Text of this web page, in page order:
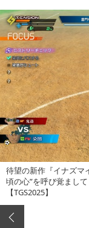
待望の新作『イナズマ
頃の心”を呼び覚まし
【TGS2025】